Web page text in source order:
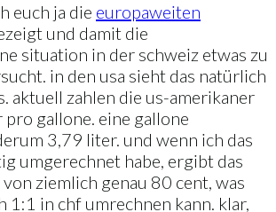
euch ja die europaweiten
und damit die
situation in der schweiz etwas zu
in den usa sieht das natürlich
aktuell zahlen die us-amerikaner
gallone. eine gallone
3,79 liter. und wenn ich das
umgerechnet habe, ergibt das
ziemlich genau 80 cent, was
1:1 in chf umrechnen kann. klar,